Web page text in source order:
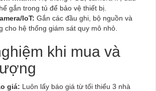
gắn trong tủ để bảo vệ thiết bị.
IoT: Gắn các đầu ghi, bộ nguồn và
cho hệ thống giám sát quy mô nhỏ.
khi mua và
giá: Luôn lấy báo giá từ tối thiểu 3 nhà